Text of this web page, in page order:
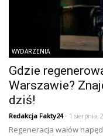
WYDARZENIA
Gdzie
Warszawie?
dziś!
Redakcja Fakty24- 1 sierpnia,
Regeneracja wałów